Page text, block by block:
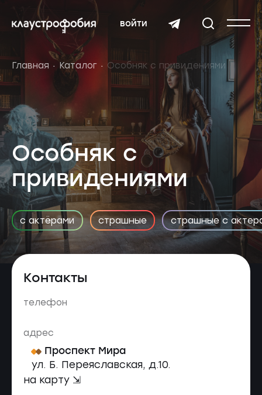
войти
Главная Каталог Особняк с привидениями
Особняк с
привидениями
с актёрами страшные страшные с
Контакты
телефон
адрес
Проспект Мира
ул. Б. Переяславская, д.10.
на карту ⇲